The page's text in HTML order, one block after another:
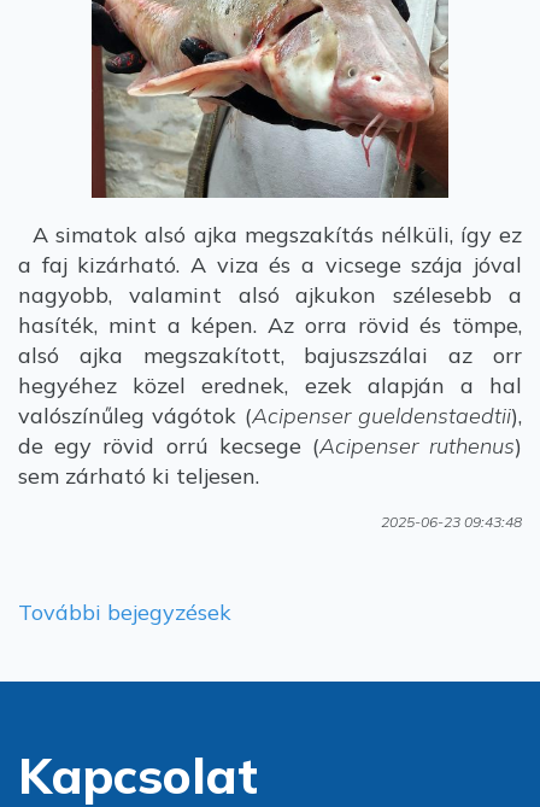
A simatok alsó ajka megszakítás nélküli, így ez
a faj kizárható. A viza és a vicsege szája jóval
nagyobb, valamint alsó ajkukon szélesebb a
hasíték, mint a képen. Az orra rövid és tömpe,
alsó ajka megszakított, bajuszszálai az orr
hegyéhez közel erednek, ezek alapján a hal
valószínűleg vágótok (Acipenser gueldenstaedtii),
de egy rövid orrú kecsege (Acipenser ruthenus)
sem zárható ki teljesen.
2025-06-23 09:43:48
További bejegyzések
Kapcsolat